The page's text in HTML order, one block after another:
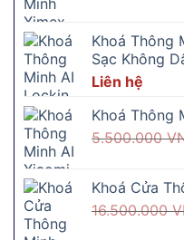
Khoá Thông
Sạc Không
Liên hệ
Khoá Thông
5.500.000
Khoá Cửa
16.500.000